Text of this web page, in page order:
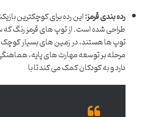
رده بندی قرمز:
طراحی شده است. از توپ های قرمز رنگ که
توپ ها هستند، در زمین های بسیار
مرحله بر توسعه مهارت های پایه،
دارد و به کودکان کمک می کند تا با